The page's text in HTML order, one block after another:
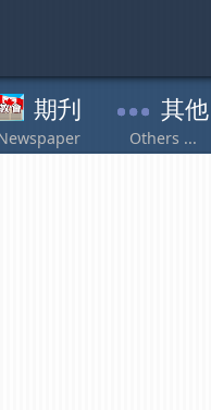
其他